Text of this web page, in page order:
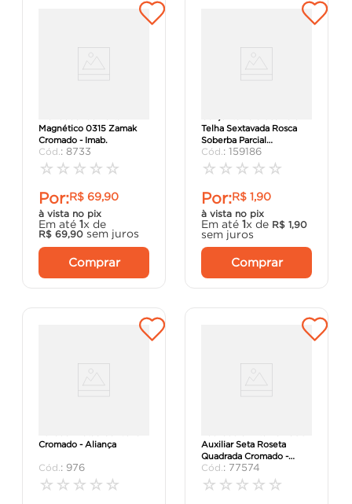
Magnético 0315 Zamak
Cromado - Imab.
: 8733
☆ ☆ ☆ ☆ ☆
Por:R$ 69,90
à vista no pix
Em até 1x de
R$ 69,90 sem juros
Comprar
Telha Sextavada Rosca
Soberba Parcial
Sobreposta 5/16X110
Chave 3/8 Zincado B
: 159186
☆ ☆ ☆ ☆ ☆
Por:R$ 1,90
à vista no pix
Em até 1x de R$ 1,90
sem juros
Comprar
Cromado - Aliança
: 976
☆ ☆ ☆ ☆ ☆
Auxiliar Seta Roseta
Quadrada Cromado -
Silvana.
: 77574
☆ ☆ ☆ ☆ ☆